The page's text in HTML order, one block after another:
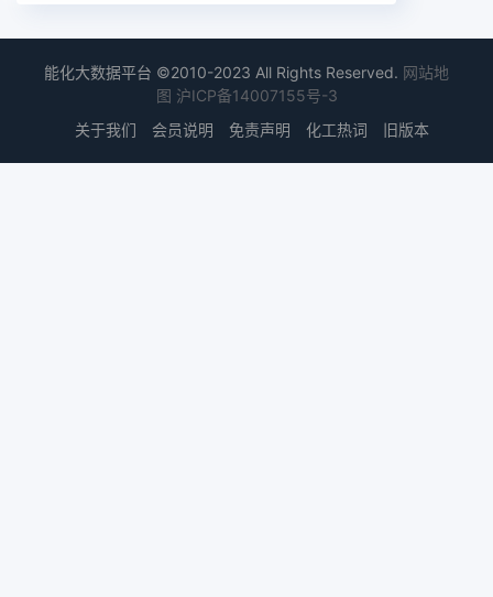
能化大数据平台 ©2010-2023 All Rights Reserved. 网站地
图 沪ICP备14007155号-3
关于我们
会员说明 免责声明 化工热词 旧版本